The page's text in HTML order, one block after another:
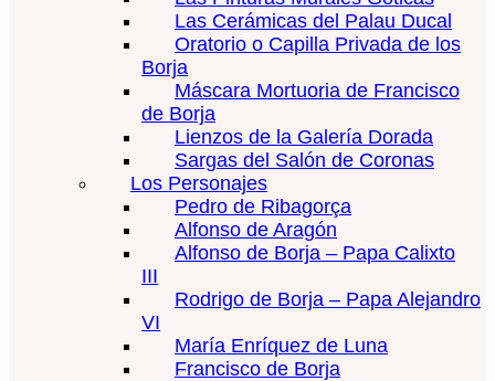
Las Cerámicas del Palau Ducal
Oratorio o Capilla Privada de los
Borja
Máscara Mortuoria de Francisco
de Borja
Lienzos de la Galería Dorada
Sargas del Salón de Coronas
Los Personajes
Pedro de Ribagorça
Alfonso de Aragón
Alfonso de Borja – Papa Calixto
III
Rodrigo de Borja – Papa Alejandro
VI
María Enríquez de Luna
Francisco de Borja